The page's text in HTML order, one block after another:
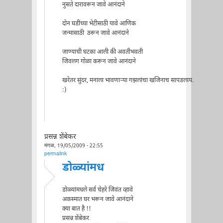
नुसते दारावरून जावे आनंदाने
दोन घडींच्या भेटीसाठी यावे आणिक
जन्मासाठी ठरून जावे आनंदाने
जाण्याची घटका आली की अवतीभवती
जिवलग गोळा करून जावे आनंदाने
खरेतर सुंदर, मनाला भावणार्‍या गझलांचा खजिनाच सापडलाय.
:)
प्रसन्न शेंबेकर
मंगळ, 19/05/2009 - 22:55
permalink
डोळ्यांमध
डोळ्यांमधले सर्व चेहरे जिवंत व्हावे
अकस्मात घर भरून जावे आनंदाने
क्या बात है !!
प्रसन्न शेंबेकर